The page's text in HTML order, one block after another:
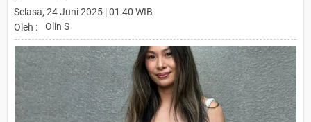
Selasa, 24 Juni 2025 | 01:40 WIB
Oleh :
Olin S